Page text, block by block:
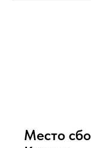
Место